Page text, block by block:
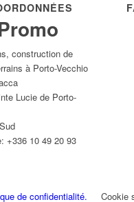
construction de
à Porto-Vecchio
Lucie de Porto-
+336 10 49 20 93
de confidentialité. Cookie